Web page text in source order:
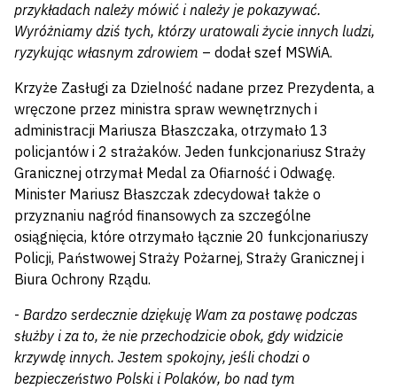
przykładach należy mówić i należy je pokazywać.
Wyróżniamy dziś tych, którzy uratowali życie innych ludzi,
ryzykując własnym zdrowiem – dodał szef MSWiA.
Krzyże Zasługi za Dzielność nadane przez Prezydenta, a
wręczone przez ministra spraw wewnętrznych i
administracji Mariusza Błaszczaka, otrzymało 13
policjantów i 2 strażaków. Jeden funkcjonariusz Straży
Granicznej otrzymał Medal za Ofiarność i Odwagę.
Minister Mariusz Błaszczak zdecydował także o
przyznaniu nagród finansowych za szczególne
osiągnięcia, które otrzymało łącznie 20 funkcjonariuszy
Policji, Państwowej Straży Pożarnej, Straży Granicznej i
Biura Ochrony Rządu.
- Bardzo serdecznie dziękuję Wam za postawę podczas
służby i za to, że nie przechodzicie obok, gdy widzicie
krzywdę innych. Jestem spokojny, jeśli chodzi o
bezpieczeństwo Polski i Polaków, bo nad tym